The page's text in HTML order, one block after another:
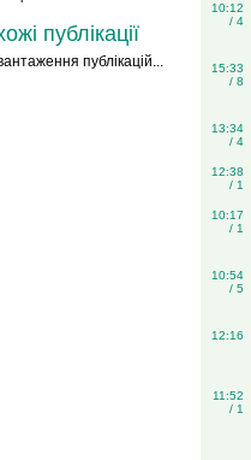
публікації
публікацій...
10:12
/ 4
15:33
/ 8
13:34
/ 4
12:38
/ 1
10:17
/ 1
10:54
/ 5
12:16
11:52
/ 1